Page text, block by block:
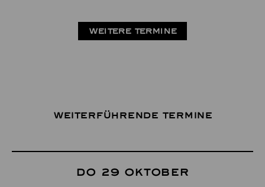
WEITERE TERMINE
Weiterführende Termine
Do 29 Oktober